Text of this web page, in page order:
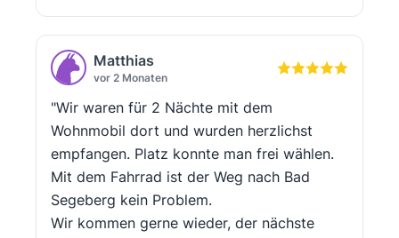
Matthias
vor 2 Monaten
"Wir waren für 2 Nächte mit dem
Wohnmobil dort und wurden herzlichst
empfangen. Platz konnte man frei wählen.
Mit dem Fahrrad ist der Weg nach Bad
Segeberg kein Problem.
Wir kommen gerne wieder, der nächste